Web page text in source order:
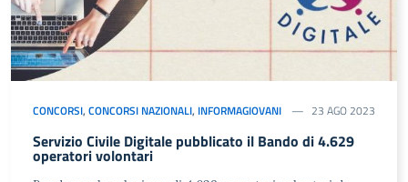
CONCORSI, CONCORSI NAZIONALI, INFORMAGIOVANI 23 AGO 2023
Servizio Civile Digitale pubblicato il Bando di 4.629
operatori volontari